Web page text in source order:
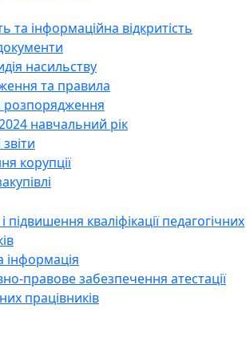
та інформаційна відкритість
насильству
та правила
розпорядження
навчальний рік
корупції
підвишення кваліфікації педагогічних
інформація
правове забезпечення атестації
працівників